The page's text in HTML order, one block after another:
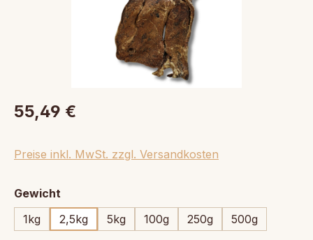
55,49 €
Preise inkl. MwSt. zzgl. Versandkosten
Gewicht
1kg
2,5kg 5kg 100g 250g 500g